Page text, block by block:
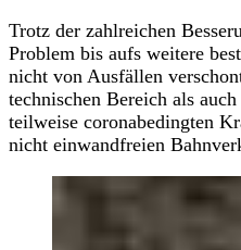
Trotz der zahlreichen
Problem bis aufs weitere
nicht von Ausfällen
technischen Bereich als
teilweise coronabedingten
nicht einwandfreien